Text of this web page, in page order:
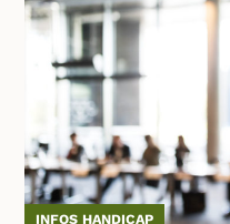
INFOS HANDICAP